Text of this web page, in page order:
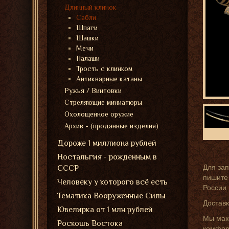
Для
пишите
России
Мы
Длинный клинок
Сабли
Шпаги
Шашки
Мечи
Палаши
Трость с клинком
Антикварные катаны
Ружья / Винтовки
Стреляющие миниатюры
Охолощенное оружие
Архив - (проданные изделия)
Дороже 1 миллиона рублей
Ностальгия - рожденным в
СССР
Человеку у которого всё есть
Тематика Вооруженные Силы
Ювелирка от 1 млн рублей
Роскошь Востока